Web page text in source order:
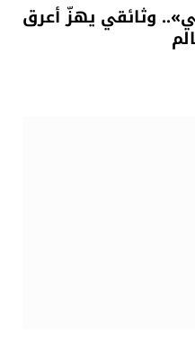
وثائقي يهزّ أعرق